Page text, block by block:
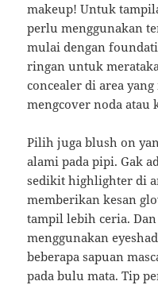
makeup! Untuk
perlu menggunakan
mulai dengan
ringan untuk
concealer di area
mengcover noda atau
Pilih juga blush on
alami pada pipi. Gak
sedikit highlighter di
memberikan kesan
tampil lebih ceria.
menggunakan
beberapa sapuan
pada bulu mata. Tip